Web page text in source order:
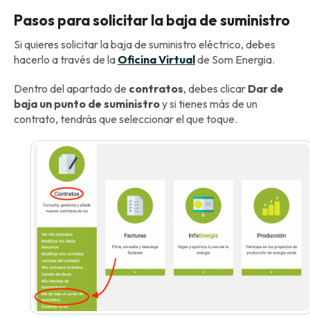
Pasos para solicitar la baja de suministro
Si quieres solicitar la baja de suministro eléctrico, debes
hacerlo a través de la Oficina Virtualde Som Energia.
Dentro del apartado de contratos, debes clicar Dar de
baja un punto de suministroy si tienes más de un
contrato, tendrás que seleccionar el que toque.